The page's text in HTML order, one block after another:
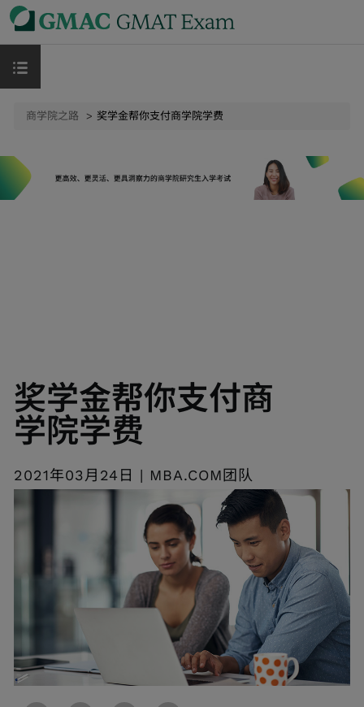
商学院之路 奖学金帮你支付商学院学费
奖学金帮你支付商
学院学费
2021年03月24日 | MBA.COM团队